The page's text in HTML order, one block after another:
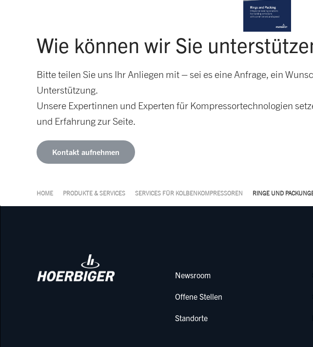
Wie können wir Sie
Bitte teilen Sie uns Ihr Anliegen mit – sei es eine Anfrage, ein
Unterstützung.
Unsere Expertinnen und Experten für Kompressortechnologien
und Erfahrung zur Seite.
Kontakt aufnehmen
HOME PRODUKTE & SERVICES SERVICES FÜR KOLBENKOMPRESSOREN RINGE UND
Newsroom
Offene Stellen
Standorte